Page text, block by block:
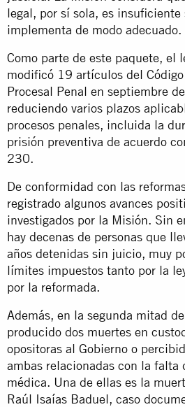
legal, por sí sola, es insuficiente
implementa de modo adecuado.
Como parte de este paquete, el
modificó 19 artículos del
Procesal Penal en septiembre
reduciendo varios plazos
procesos penales, incluida la
prisión preventiva de acuerdo
230.
De conformidad con las
registrado algunos avances
investigados por la Misión. Sin
hay decenas de personas que
años detenidas sin juicio, muy
límites impuestos tanto por la
por la reformada.
Además, en la segunda mitad
producido dos muertes en
opositoras al Gobierno o
ambas relacionadas con la falta
médica. Una de ellas es la
Raúl Isaías Baduel, caso